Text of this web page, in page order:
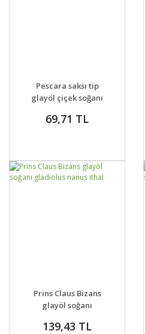
DETAYLAR
VER
Pescara saksı tip
glayöl çiçek soğanı
69,71 TL
DETAYLAR
VER
Prins Claus Bizans
glayöl soğanı
139,43 TL